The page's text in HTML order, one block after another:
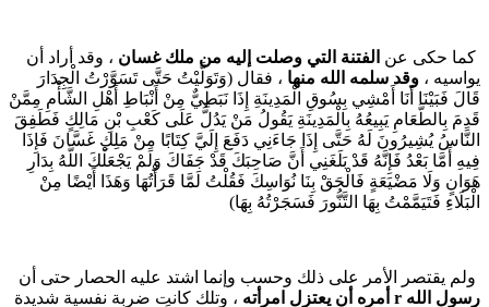
حكى عنالفتنة التي وصلت إليه من ملك غسان، وقد أراد أن
، وقد سلمه الله منها، فقال (وَتَوَلَّيْتُ حَتَّى تَسَوَّرْتُ الْجِدَارَ
فَبَيْنَا أَنَا أَمْشِي بِسُوقِ الْمَدِينَةِ إِذَا نَبَطِيٌّ مِنْ أَنْبَاطِ أَهْلِ الشَّأْمِ مِمَّنْ
بِالطَّعَامِ يَبِيعُهُ بِالْمَدِينَةِ يَقُولُ مَنْ يَدُلُّ عَلَى كَعْبِ بْنِ مَالِكٍ فَطَفِقَ
يُشِيرُونَ لَهُ حَتَّى إِذَا جَاءَنِي دَفَعَ إِلَيَّ كِتَابًا مِنْ مَلِكِ غَسَّانَ فَإِذَا
أَمَّا بَعْدُ فَإِنَّهُ قَدْ بَلَغَنِي أَنَّ صَاحِبَكَ قَدْ جَفَاكَ وَلَمْ يَجْعَلْكَ اللَّهُ بِدَارِ
وَلَا مَضْيَعَةٍ فَالْحَقْ بِنَا نُوَاسِكَ فَقُلْتُ لَمَّا قَرَأْتُهَا وَهَذَا أَيْضًا مِنْ
فَتَيَمَّمْتُ بِهَا التَّنُّورَ فَسَجَرْتُهُ بِهَا)
يقتصر الأمر على ذلك وحسب وإنما اشتد عليه الحصار حتى أن
اللهr أمره أن يعتزل امرأته، وتلك كانت ضربة نفسية شديدة